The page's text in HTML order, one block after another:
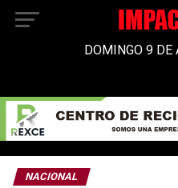
DOMINGO 9 DE
NACIONAL